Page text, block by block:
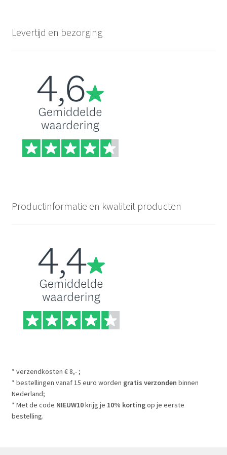
Levertijd en bezorging
Productinformatie en kwaliteit producten
* verzendkosten € 8,- ;
* bestellingen vanaf 15 euro worden gratis verzonden binnen
Nederland;
* Met de code NIEUW10krijg je 10% kortingop je eerste
bestelling.